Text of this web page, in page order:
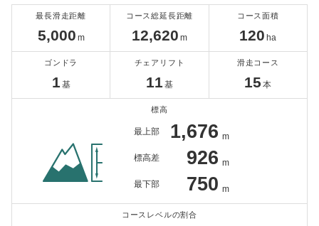
最長滑走距離
5,000 m
コース総延長距離
12,620 m
コース面積
120 ha
ゴンドラ
1 基
チェアリフト
11 基
滑走コース
15 本
標高
最上部 1,676 m
標高差 926 m
最下部 750 m
コースレベルの割合